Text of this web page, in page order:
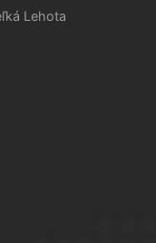
Lehota